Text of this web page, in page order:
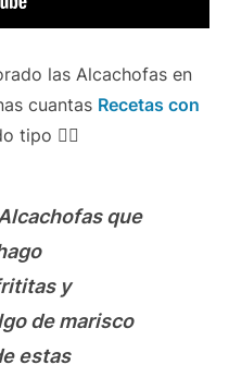
las Alcachofas en
cuantas Recetas con
tipo 👍🏻
que
y
de marisco
estas